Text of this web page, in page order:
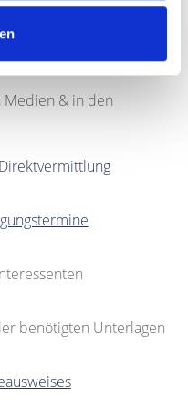
sehr gut
Medien & in den
Direktvermittlung
benötigten Unterlagen